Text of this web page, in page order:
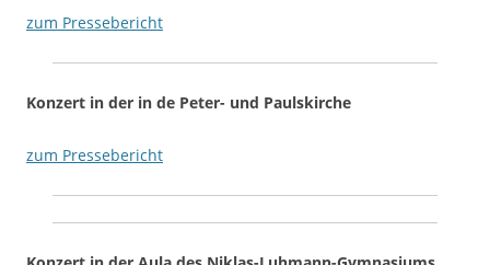
zum Pressebericht
Konzert in der in de Peter- und Paulskirche
zum Pressebericht